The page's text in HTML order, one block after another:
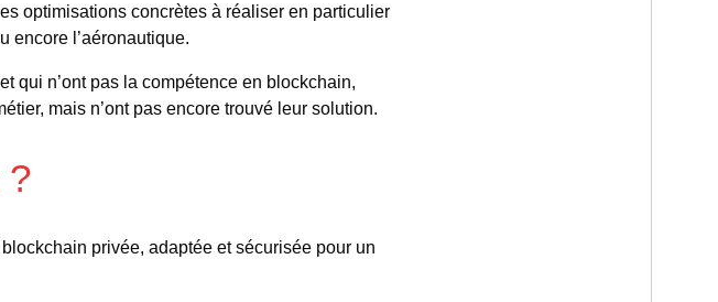
optimisations concrètes à réaliser en particulier
encore l’aéronautique.
qui n’ont pas la compétence en blockchain,
mais n’ont pas encore trouvé leur solution.
?
privée, adaptée et sécurisée pour un